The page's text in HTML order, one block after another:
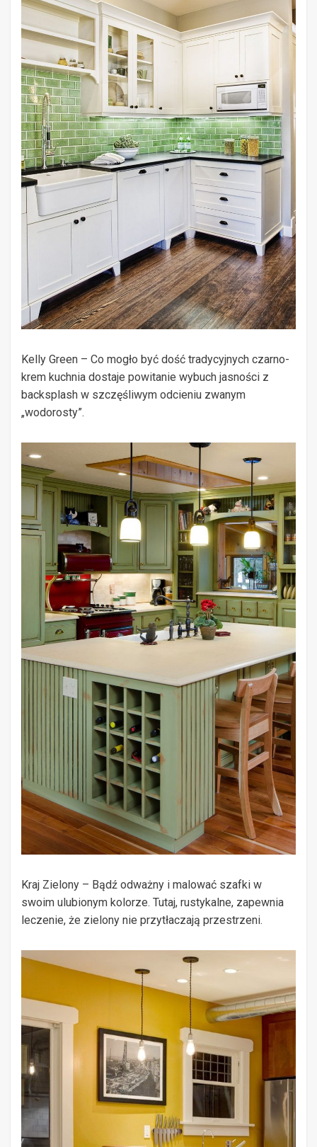
Kelly Green – Co mogło być dość tradycyjnych czarno-
krem kuchnia dostaje powitanie wybuch jasności z
backsplash w szczęśliwym odcieniu zwanym
„wodorosty”.
Kraj Zielony – Bądź odważny i malować szafki w
swoim ulubionym kolorze. Tutaj, rustykalne, zapewnia
leczenie, że zielony nie przytłaczają przestrzeni.